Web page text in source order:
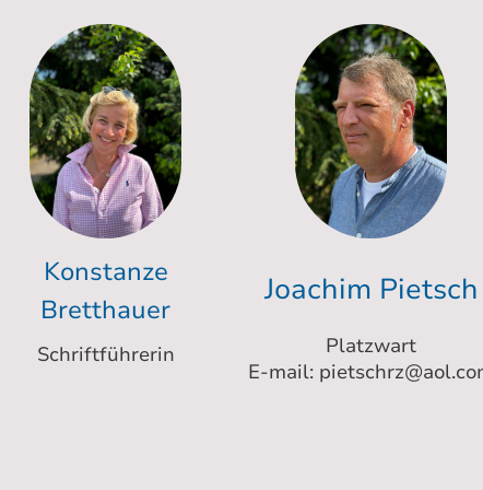
Konstanze
Bretthauer
Schriftführerin
Joachim Pietsch
Platzwart
E-mail: